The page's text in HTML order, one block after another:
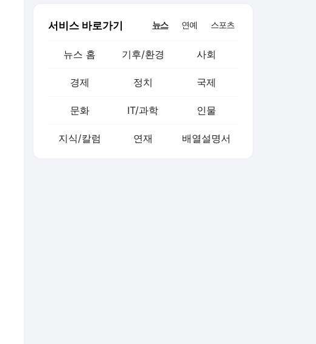
서비스 바로가기 뉴스 연예 스포츠
뉴스 홈 기후/환경 사회
경제 정치 국제
문화 IT/과학 인물
지식/칼럼 연재 배열설명서